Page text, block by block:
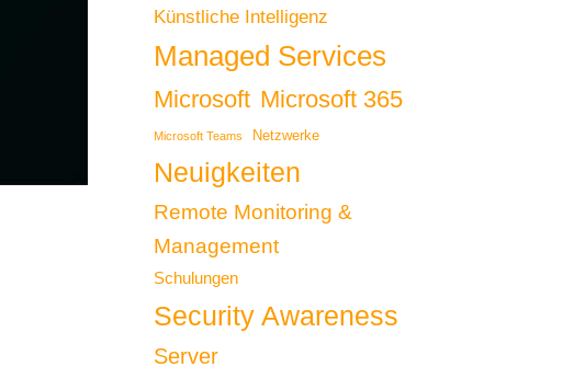
Künstliche Intelligenz
Managed Services
Microsoft Microsoft 365
Microsoft Teams Netzwerke
Neuigkeiten
Remote Monitoring &
Management
Schulungen
Security Awareness
Server